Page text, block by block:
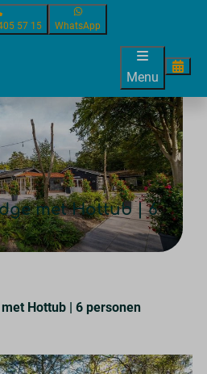
57 15 WhatsApp
Menu
met Hottub | 6
Hottub | 6 personen